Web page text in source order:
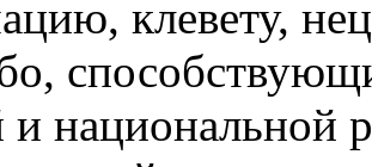
клевету,
и национальной